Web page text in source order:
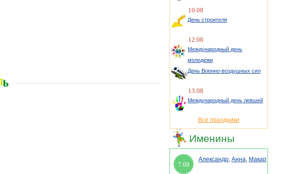
10.08
День строителя
12.08
Международный день
молодежи
День Военно-воздушных сил
13.08
Международный день левшей
Все праздники
Именины
7.08
Александр, Анна, Макар